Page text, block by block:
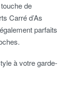
de
Carré d’As
parfaits
à votre garde-